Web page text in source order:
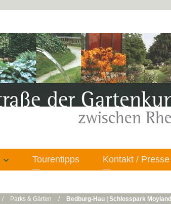
Tourentipps Kontakt / Presse
/ Parks & Gärten / Bedburg-Hau | Schlosspark Moyland